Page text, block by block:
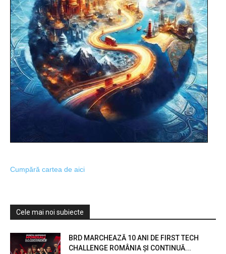
Cumpără cartea de aici
Cele mai noi subiecte
BRD MARCHEAZĂ 10 ANI DE FIRST TECH
CHALLENGE ROMÂNIA ȘI CONTINUĂ...